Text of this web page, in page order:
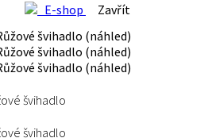
E-shop
Zavřít
švihadlo
švihadlo